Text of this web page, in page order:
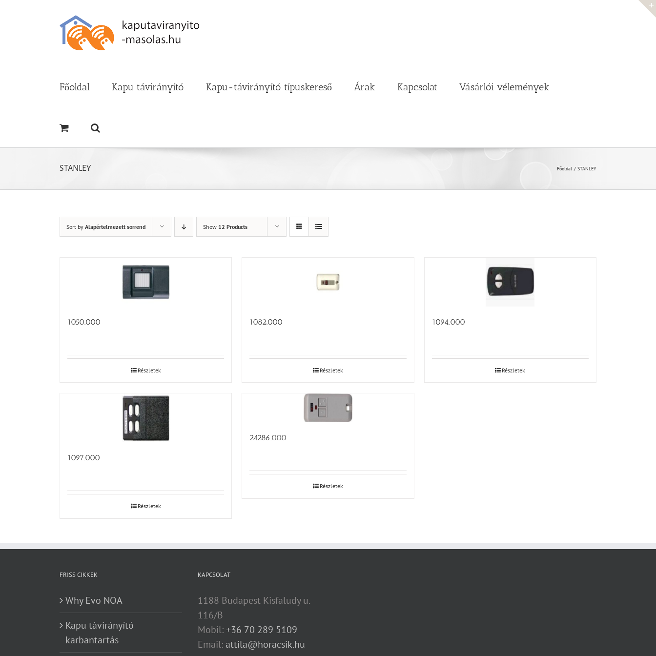
Főoldal Kapu távirányító Kapu-távirányító típuskereső Árak Kapcsolat Vásárlói vélemények
STANLEY Főoldal STANLEY
Sort by Alapértelmezett sorrend Show 12 Products
1050.000
Részletek
1082.000
Részletek
1094.000
Részletek
1097.000
Részletek
24286.000
Részletek
FRISS CIKKEK
Why Evo NOA
Kapu távirányító
karbantartás
KAPCSOLAT
1188 Budapest Kisfaludy u.
116/B
Mobil:+36 70 289 5109
Email: attila@horacsik.hu